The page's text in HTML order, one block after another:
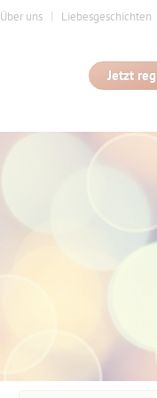
Über uns Liebesgeschichten
Jetzt